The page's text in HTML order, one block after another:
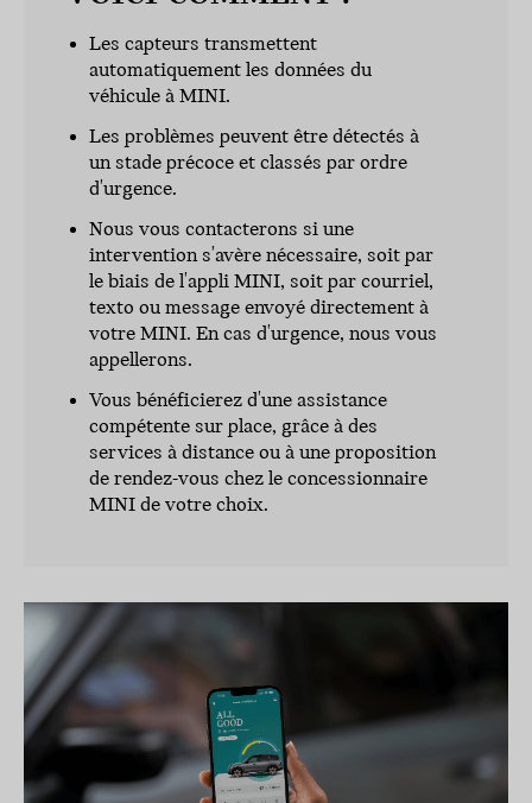
Les capteurs transmettent
automatiquement les données du
véhicule à MINI.
Les problèmes peuvent être détectés à
un stade précoce et classés par ordre
d'urgence.
Nous vous contacterons si une
intervention s'avère nécessaire, soit par
le biais de l'appli MINI, soit par courriel,
texto ou message envoyé directement à
votre MINI. En cas d'urgence, nous vous
appellerons.
Vous bénéficierez d'une assistance
compétente sur place, grâce à des
services à distance ou à une proposition
de rendez-vous chez le concessionnaire
MINI de votre choix.